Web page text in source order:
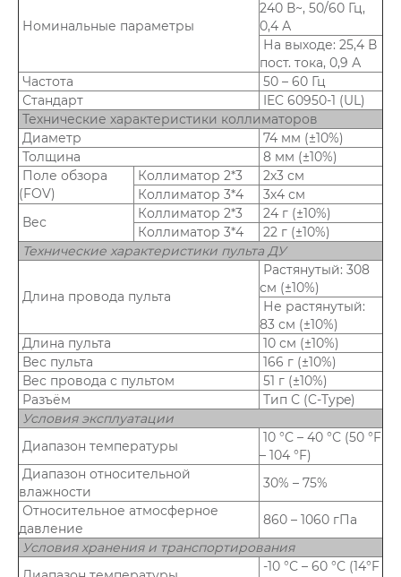
Номинальные параметры
240 В~, 50/60 Гц,
0,4 А
На выходе: 25,4 В
пост. тока, 0,9 А
Частота
50 – 60 Гц
Стандарт
IEC 60950-1 (UL)
Технические характеристики коллиматоров
Диаметр
74 мм (±10%)
Толщина
8 мм (±10%)
Поле обзора
(FOV)
Коллиматор 2*3
2х3 см
Коллиматор 3*4
3х4 см
Вес
Коллиматор 2*3
24 г (±10%)
Коллиматор 3*4
22 г (±10%)
Технические характеристики пульта ДУ
Длина провода пульта
Растянутый: 308
см (±10%)
Не растянутый:
83 см (±10%)
Длина пульта
10 см (±10%)
Вес пульта
166 г (±10%)
Вес провода с пультом
51 г (±10%)
Разъём
Тип С (C-Type)
Условия эксплуатации
Диапазон температуры
10 °С – 40 °С (50 °F
– 104 °F)
Диапазон относительной
влажности
30% – 75%
Относительное атмосферное
давление
860 – 1060 гПа
Условия хранения и транспортирования
-10 °С – 60 °С (14°F